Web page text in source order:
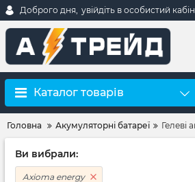
Доброго дня, увійдіть в особистий
Каталог товарів
Головна Акумуляторні батареї Гелеві
Ви вибрали:
Axioma energy